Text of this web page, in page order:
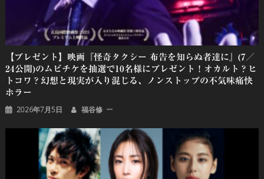
【プレゼント】映画『怪奇タクシー 布告を知らぬ者達に』(7／
24公開)のムビチケを抽選で10名様にプレゼント！オカルト？ヒ
トコワ？幻想と現実が⼊り混じる、ノンストップの不気味痛快
ホラー
2026年7月5日 福谷修